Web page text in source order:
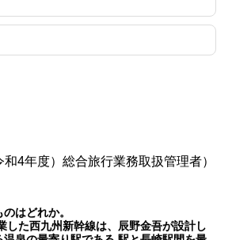
4年度）総合旅行業務取扱管理者）
はどれか。
した西九州新幹線は、辰野金吾が設計し